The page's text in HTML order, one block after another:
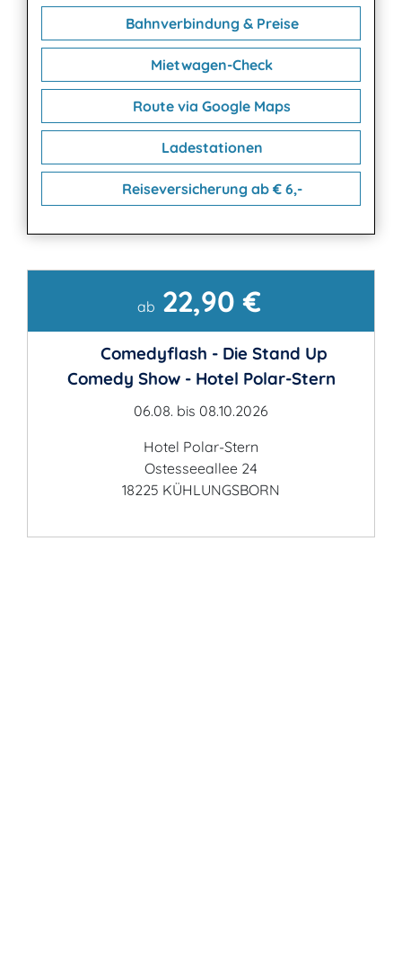
Bahnverbindung & Preise
Mietwagen-Check
Route via Google Maps
Ladestationen
Reiseversicherung ab € 6,-
ab 22,90 €
Comedyflash - Die Stand Up
Comedy Show - Hotel Polar-Stern
06.08. bis 08.10.2026
Hotel Polar-Stern
Ostesseeallee 24
18225 KÜHLUNGSBORN